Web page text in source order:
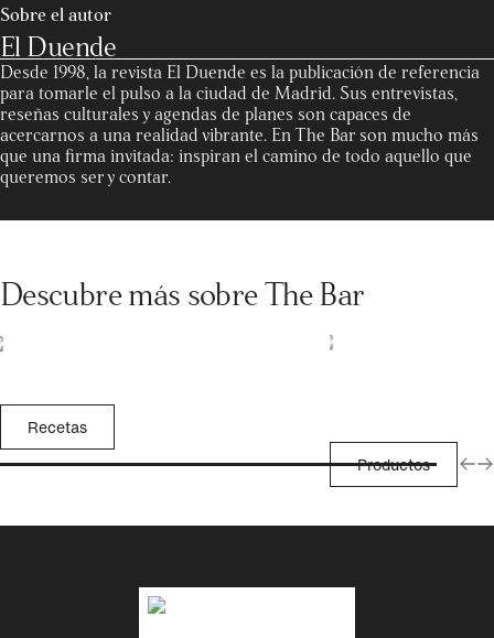
Sobre el autor
El Duende
Desde 1998, la revista El Duende es la publicación de referencia
para tomarle el pulso a la ciudad de Madrid. Sus entrevistas,
reseñas culturales y agendas de planes son capaces de
acercarnos a una realidad vibrante. En The Bar son mucho más
que una firma invitada: inspiran el camino de todo aquello que
queremos ser y contar.
Descubre más sobre The Bar
Recetas
Productos